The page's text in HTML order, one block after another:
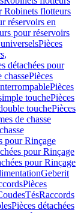
Robinets flotteurs
réservoirs en
pour réservoirs
Pièces
détachées pour
chassePièces
Pièces
touchePièces
touchePièces
de chasse
pour Rinçage
pour Rinçage
pour Rinçage
Geberit
Pièces
TésRaccords
Pièces détachées